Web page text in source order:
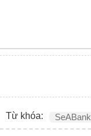
Từ khóa: SeABank